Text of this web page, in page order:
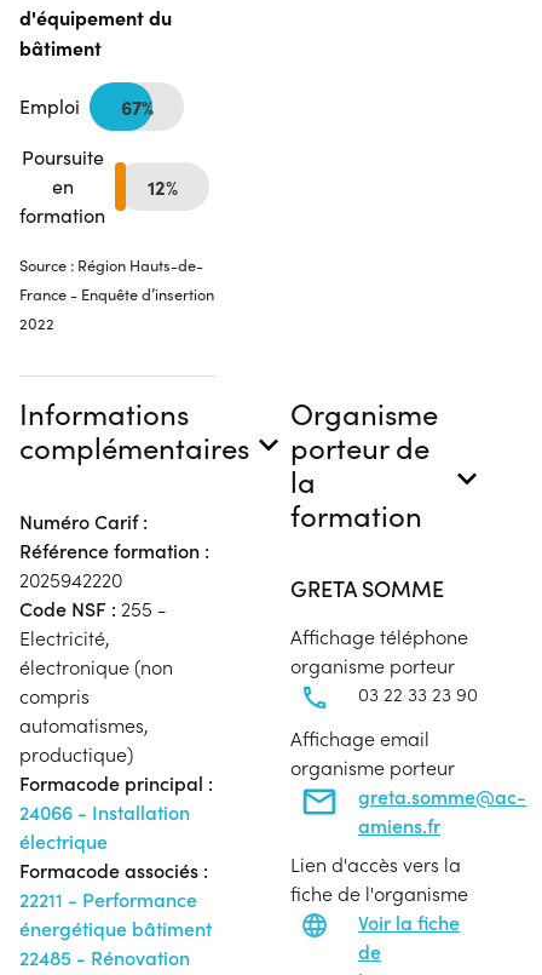
d'équipement du
bâtiment
Emploi 67%
Poursuite
en
formation
12%
Source : Région Hauts-de-
France - Enquête d’insertion
2022
Informations
complémentaires
Numéro Carif :
Référence formation :
2025942220
Code NSF : 255 -
Electricité,
électronique (non
compris
automatismes,
productique)
Formacode principal :
24066 - Installation
électrique
Formacode associés :
22211 - Performance
énergétique bâtiment
22485 - Rénovation
Organisme
porteur de
la
formation
GRETA SOMME
Affichage téléphone
organisme porteur
03 22 33 23 90
Affichage email
organisme porteur
greta.somme@ac-
amiens.fr
Lien d'accès vers la
fiche de l'organisme
Voir la fiche
de